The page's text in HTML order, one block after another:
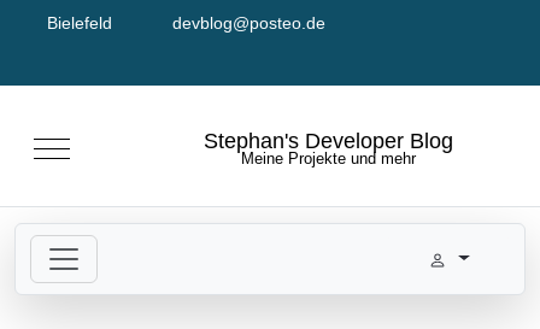
Bielefeld devblog@posteo.de
Mobile Menu Toggle Stephan's Developer Blog
Meine Projekte und mehr